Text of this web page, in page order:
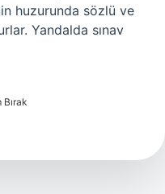
huzurunda sözlü ve
Yandalda sınav
Bırak